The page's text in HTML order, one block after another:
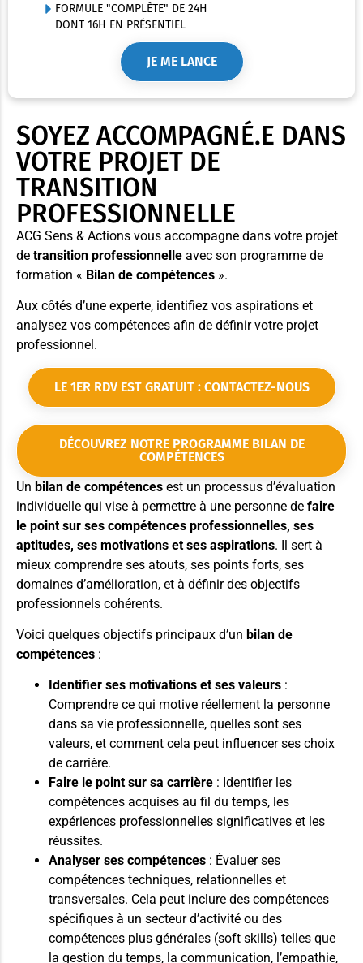
SOYEZ ACCOMPAGNÉ.E DANS
VOTRE PROJET DE
TRANSITION
PROFESSIONNELLE
ACG Sens & Actions vous accompagne dans votre projet
de transition professionnelle avec son programme de
formation « Bilan de compétences ».
Aux côtés d’une experte, identifiez vos aspirations et
analysez vos compétences afin de définir votre projet
professionnel.
LE 1ER RDV EST GRATUIT : CONTACTEZ-NOUS
DÉCOUVREZ NOTRE PROGRAMME BILAN DE
COMPÉTENCES
Un bilan de compétences est un processus d’évaluation
individuelle qui vise à permettre à une personne de faire
le point sur ses compétences professionnelles, ses
aptitudes, ses motivations et ses aspirations. Il sert à
mieux comprendre ses atouts, ses points forts, ses
domaines d’amélioration, et à définir des objectifs
professionnels cohérents.
Voici quelques objectifs principaux d’un bilan de
compétences :
Identifier ses motivations et ses valeurs :
Comprendre ce qui motive réellement la personne
dans sa vie professionnelle, quelles sont ses
valeurs, et comment cela peut influencer ses choix
de carrière.
Faire le point sur sa carrière : Identifier les
compétences acquises au fil du temps, les
expériences professionnelles significatives et les
réussites.
Analyser ses compétences : Évaluer ses
compétences techniques, relationnelles et
transversales. Cela peut inclure des compétences
spécifiques à un secteur d’activité ou des
compétences plus générales (soft skills) telles que
la gestion du temps, la communication, l’empathie,
FORMULE "COMPLÈTE" DE 24H
DONT 16H EN PRÉSENTIEL
JE ME LANCE